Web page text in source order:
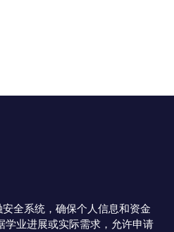
全系统，确保个人信息和资金
学业进展或实际需求，允许申请